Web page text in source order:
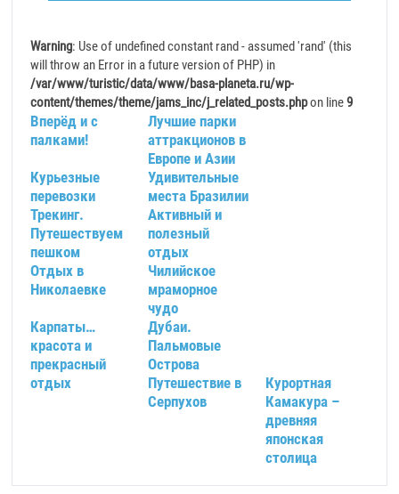
Warning: Use of undefined constant rand - assumed 'rand' (this
will throw an Error in a future version of PHP) in
/var/www/turistic/data/www/basa-planeta.ru/wp-
content/themes/theme/jams_inc/j_related_posts.phpon line9
Вперёд и с
палками!
Лучшие парки
аттракционов в
Европе и Азии
Курьезные
перевозки
Удивительные
места Бразилии
Трекинг.
Путешествуем
пешком
Активный и
полезный
отдых
Отдых в
Николаевке
Чилийское
мраморное
чудо
Карпаты…
красота и
прекрасный
отдых
Дубаи.
Пальмовые
Острова
Путешествие в
Серпухов
Курортная
Камакура –
древняя
японская
столица